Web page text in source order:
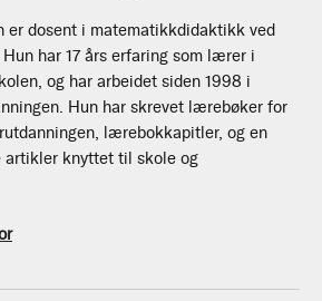
er dosent i matematikkdidaktikk ved
har 17 års erfaring som lærer i
og har arbeidet siden 1998 i
Hun har skrevet lærebøker for
lærebokkapitler, og en
artikler knyttet til skole og